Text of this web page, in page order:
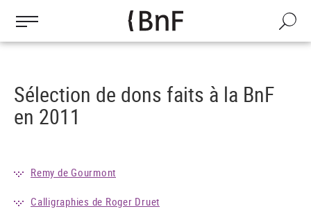
contenu
Recherche
Sélection de dons faits à la BnF
en 2011
Remy de Gourmont
Calligraphies de Roger Druet